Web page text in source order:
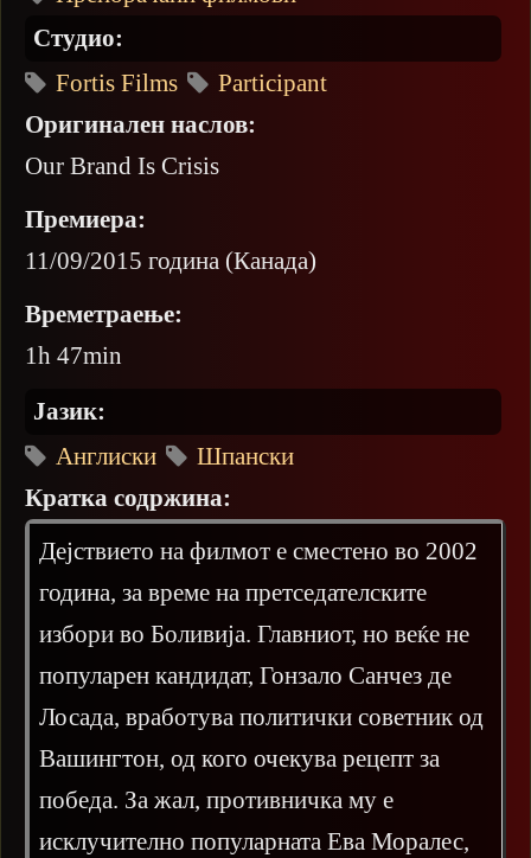
Студио:
Fortis Films
Participant
Оригинален наслов:
Our Brand Is Crisis
Премиера:
11/09/2015 година (Канада)
Времетраење:
1h 47min
Јазик:
Англиски
Шпански
Кратка содржина:
Дејствието на филмот е сместено во 2002
година, за време на претседателските
избори во Боливија. Главниот, но веќе не
популарен кандидат, Гонзало Санчез де
Лосада, вработува политички советник од
Вашингтон, од кого очекува рецепт за
победа. За жал, противничка му е
исклучително популарната Ева Моралес,